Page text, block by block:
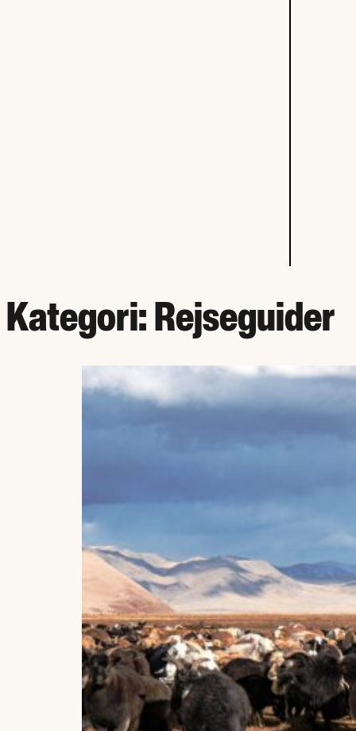
Kategori:Rejseguider